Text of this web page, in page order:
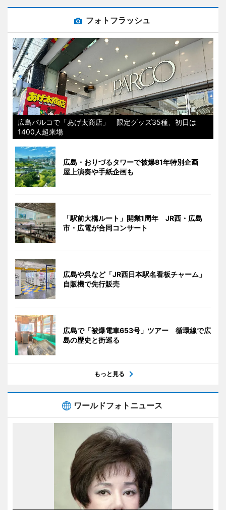
フォトフラッシュ
広島パルコで「あげ太商店」 限定グッズ35種、初日は
1400人超来場
広島・おりづるタワーで被爆81年特別企画
屋上演奏や手紙企画も
「駅前大橋ルート」開業1周年 JR西・広島
市・広電が合同コンサート
広島や呉など「JR西日本駅名看板チャーム」
自販機で先行販売
広島で「被爆電車653号」ツアー 循環線で広
島の歴史と街巡る
もっと見る
ワールドフォトニュース